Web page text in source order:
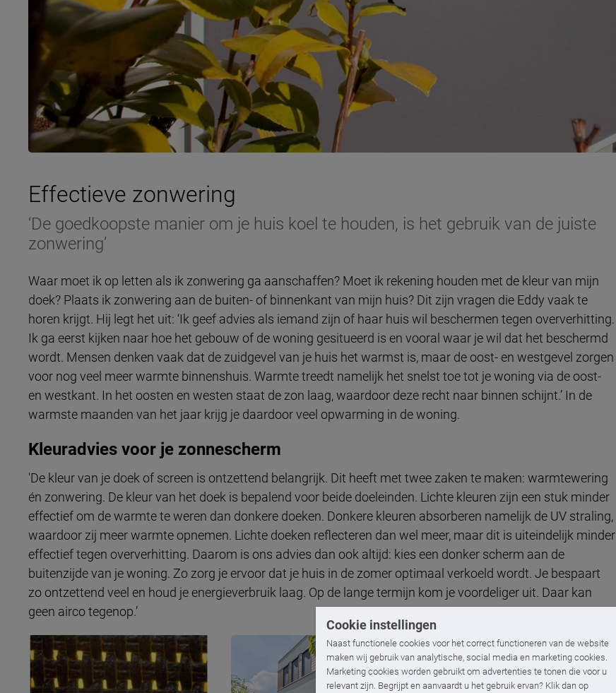
Cookie instellingen
Naast functionele cookies voor het correct functioneren van de website
maken wij gebruik van analytische, social media en marketing cookies.
Marketing cookies worden gebruikt om advertenties te tonen die voor u
relevant zijn. Begrijpt en aanvaardt u het gebruik ervan? Klik dan op
Effectieve zonwering
‘De goedkoopste manier om je huis koel te houden, is het gebruik van de juiste
zonwering’
Waar moet ik op letten als ik zonwering ga aanschaffen? Moet ik rekening houden met de kleur van mijn
doek? Plaats ik zonwering aan de buiten- of binnenkant van mijn huis? Dit zijn vragen die Eddy vaak te
horen krijgt. Hij legt het uit: ‘Ik geef advies als iemand zijn of haar huis wil beschermen tegen oververhitting.
Ik ga eerst kijken naar hoe het gebouw of de woning gesitueerd is en vooral waar je wil dat het beschermd
wordt. Mensen denken vaak dat de zuidgevel van je huis het warmst is, maar de oost- en westgevel zorgen
voor nog veel meer warmte binnenshuis. Warmte treedt namelijk het snelst toe tot je woning via de oost-
en westkant. In het oosten en westen staat de zon laag, waardoor deze recht naar binnen schijnt.’ In de
warmste maanden van het jaar krijg je daardoor veel opwarming in de woning.
Kleuradvies voor je zonnescherm
'De kleur van je doek of screen is ontzettend belangrijk. Dit heeft met twee zaken te maken: warmtewering
én zonwering. De kleur van het doek is bepalend voor beide doeleinden. Lichte kleuren zijn een stuk minder
effectief om de warmte te weren dan donkere doeken. Donkere kleuren absorberen namelijk de UV straling,
waardoor zij meer warmte opnemen. Lichte doeken reflecteren dan wel meer, maar dit is uiteindelijk minder
effectief tegen oververhitting. Daarom is ons advies dan ook altijd: kies een donker scherm aan de
buitenzijde van je woning. Zo zorg je ervoor dat je huis in de zomer optimaal verkoeld wordt. Je bespaart
zo ontzettend veel en houd je energieverbruik laag. Op de lange termijn kom je voordeliger uit. Daar kan
geen airco tegenop.’